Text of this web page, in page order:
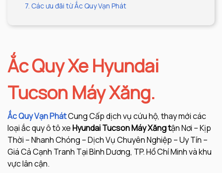
7. Các ưu đãi từ Ắc Quy Vạn Phát
Ắc Quy Xe Hyundai
Tucson Máy Xăng.
Ắc Quy Vạn PhátCung Cấp dịch vụ cứu hộ, thay mới các
loại ắc quy ô tô xeHyundai Tucson Máy Xăng tận Nơi – Kịp
Thời – Nhanh Chóng – Dịch Vụ Chuyên Nghiệp – Uy Tín –
Giá Cả Cạnh Tranh Tại Bình Dương, TP. Hồ Chí Minh và khu
vực lân cận.